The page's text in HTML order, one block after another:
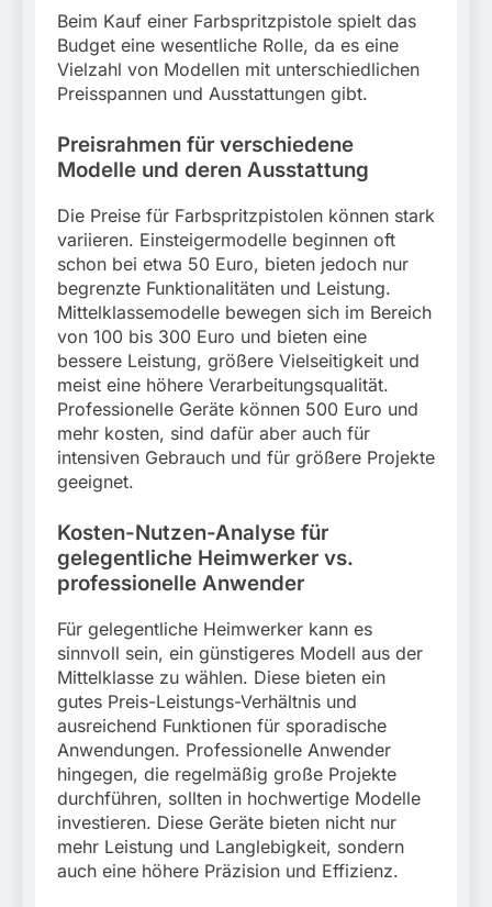
Beim Kauf einer Farbspritzpistole spielt das
Budget eine wesentliche Rolle, da es eine
Vielzahl von Modellen mit unterschiedlichen
Preisspannen und Ausstattungen gibt.
Preisrahmen für verschiedene
Modelle und deren Ausstattung
Die Preise für Farbspritzpistolen können stark
variieren. Einsteigermodelle beginnen oft
schon bei etwa 50 Euro, bieten jedoch nur
begrenzte Funktionalitäten und Leistung.
Mittelklassemodelle bewegen sich im Bereich
von 100 bis 300 Euro und bieten eine
bessere Leistung, größere Vielseitigkeit und
meist eine höhere Verarbeitungsqualität.
Professionelle Geräte können 500 Euro und
mehr kosten, sind dafür aber auch für
intensiven Gebrauch und für größere Projekte
geeignet.
Kosten-Nutzen-Analyse für
gelegentliche Heimwerker vs.
professionelle Anwender
Für gelegentliche Heimwerker kann es
sinnvoll sein, ein günstigeres Modell aus der
Mittelklasse zu wählen. Diese bieten ein
gutes Preis-Leistungs-Verhältnis und
ausreichend Funktionen für sporadische
Anwendungen. Professionelle Anwender
hingegen, die regelmäßig große Projekte
durchführen, sollten in hochwertige Modelle
investieren. Diese Geräte bieten nicht nur
mehr Leistung und Langlebigkeit, sondern
auch eine höhere Präzision und Effizienz.